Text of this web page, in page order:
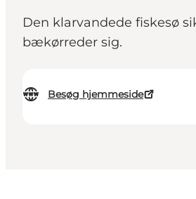
Den klarvandede fiskesø
bækørreder sig.
Besøg hjemmeside